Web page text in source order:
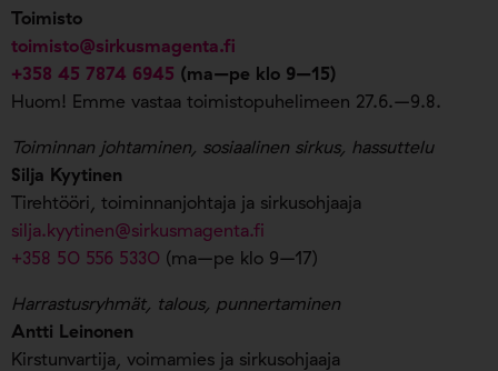
Toimisto
toimisto@sirkusmagenta.fi
+358 45 7874 6945 (ma–pe klo 9–15)
Huom! Emme vastaa toimistopuhelimeen 27.6.–9.8.
Toiminnan johtaminen, sosiaalinen sirkus, hassuttelu
Silja Kyytinen
Tirehtööri, toiminnanjohtaja ja sirkusohjaaja
silja.kyytinen@sirkusmagenta.fi
+358 50 556 5330 (ma–pe klo 9–17)
Harrastusryhmät, talous, punnertaminen
Antti Leinonen
Kirstunvartija, voimamies ja sirkusohjaaja